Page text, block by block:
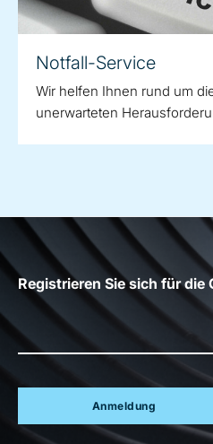
Notfall-Service
Wir helfen Ihnen rund um
unerwarteten
Registrieren Sie sich für
Anmeldung